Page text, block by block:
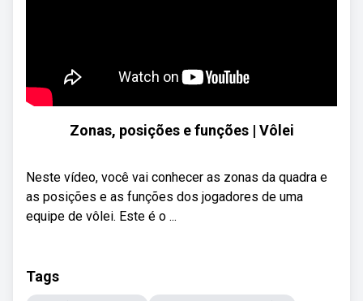
Zonas, posições e funções | Vôlei
Neste vídeo, você vai conhecer as zonas da quadra e
as posições e as funções dos jogadores de uma
equipe de vôlei. Este é o ...
Tags